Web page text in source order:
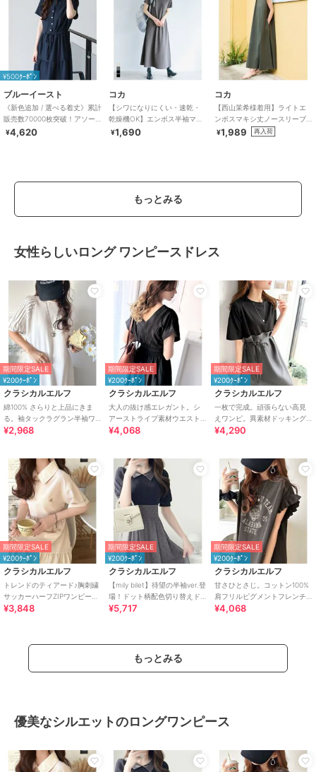
¥500ｸｰﾎﾟﾝ
ブルーイースト
《新色追加 / 選べる着丈》累計
販売数70000枚突破！アソー
ト柄ワンピース
¥4,620
コカ
【シワになりにくい・速乾・
乾燥機OK】エンボス半袖マキ
シワンピース 全4色
¥1,690
コカ
【西山茉希様着用】ライトエ
ンボスマキシ丈ノースリーブ
ワンピース 全4色 / シワになり
¥1,989 再入荷
もっとみる
女性らしいロング ワンピースドレス
期間限定SALE
¥200ｸｰﾎﾟﾝ
クラシカルエルフ
綿100% さらりと上品にきま
る。袖タックラグラン半袖ワ
ンピース（ロング丈）
¥2,968
期間限定SALE
¥200ｸｰﾎﾟﾝ
クラシカルエルフ
大人の抜け感エレガント。シ
アーストライプ素材ウエスト
シャーリングVネックロングワ
¥4,068
期間限定SALE
¥200ｸｰﾎﾟﾝ
クラシカルエルフ
一枚で完成。頑張らない高見
えワンピ。異素材ドッキング
ロングワンピース
¥4,290
期間限定SALE
¥200ｸｰﾎﾟﾝ
クラシカルエルフ
トレンドのティアード♪胸刺繍
サッカーハーフZIPワンピース
（ロング）
¥3,848
期間限定SALE
¥200ｸｰﾎﾟﾝ
クラシカルエルフ
【mily bilet】待望の半袖ver.登
場！ドット柄配色切り替えド
ッキングワンピース（ロング
¥5,717
期間限定SALE
¥200ｸｰﾎﾟﾝ
クラシカルエルフ
甘さひとさじ。コットン100%
肩フリルピグメントフレンチ
スリーブワンピース（ロング
¥4,068
もっとみる
優美なシルエットのロングワンピース